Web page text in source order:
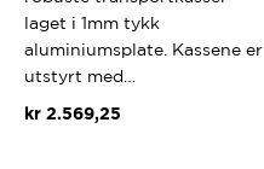
laget i 1mm tykk
aluminiumsplate. Kassene er
utstyrt med…
kr2.569,25